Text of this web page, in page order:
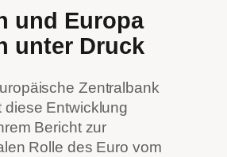
und Europa
unter Druck
Zentralbank
diese Entwicklung
Bericht zur
Rolle des Euro vom